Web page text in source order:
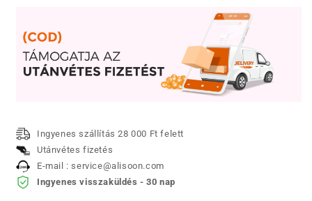
Ingyenes szállítás 28 000 Ft felett
Utánvétes fizetés
E-mail : service@alisoon.com
Ingyenes visszaküldés - 30 nap